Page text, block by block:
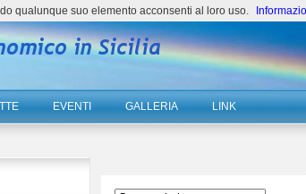
EVENTI GALLERIA LINK
qualunque suo elemento acconsenti al loro uso.